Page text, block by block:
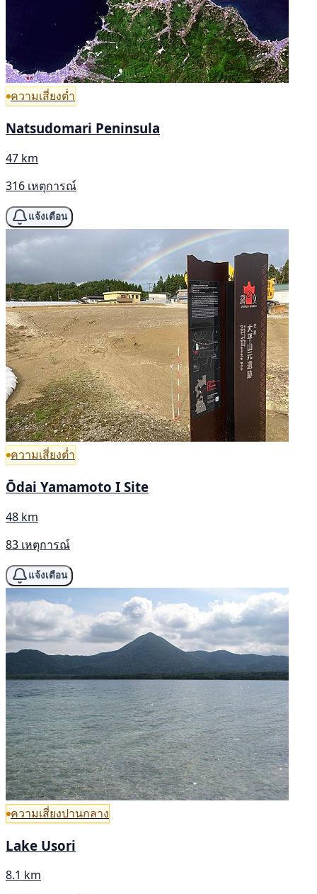
ความเสี่ยงต่ำ
Natsudomari Peninsula
47 km
316 เหตุการณ์
แจ้งเตือน
ความเสี่ยงต่ำ
Ōdai Yamamoto I Site
48 km
83 เหตุการณ์
แจ้งเตือน
ความเสี่ยงปานกลาง
Lake Usori
8.1 km